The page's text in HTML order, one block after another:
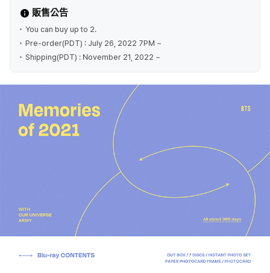
販售公告
You can buy up to 2.
Pre-order(PDT) : July 26, 2022 7PM ~
Shipping(PDT) : November 21, 2022 ~